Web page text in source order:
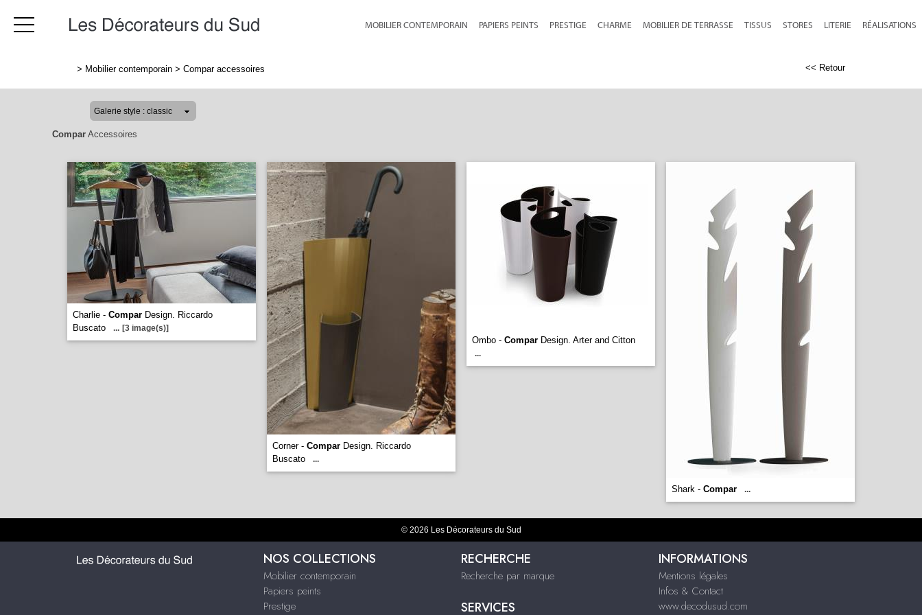
MOBILIER CONTEMPORAIN PAPIERS PEINTS PRESTIGE CHARME MOBILIER DE TERRASSE TISSUS STORES LITERIE RÉALISATIONS
> Mobilier contemporain > Compar accessoires << Retour
Compar Accessoires
Charlie - Compar Design. Riccardo
Buscato
... [3 image(s)]
Corner - Compar Design. Riccardo
Buscato
...
Ombo - Compar Design. Arter and Citton
...
Shark - Compar ...
© 2026 Les Décorateurs du Sud
NOS COLLECTIONS
Mobilier contemporain
Papiers peints
Prestige
RECHERCHE
Recherche par marque
SERVICES
INFORMATIONS
Mentions légales
Infos & Contact
www.decodusud.com